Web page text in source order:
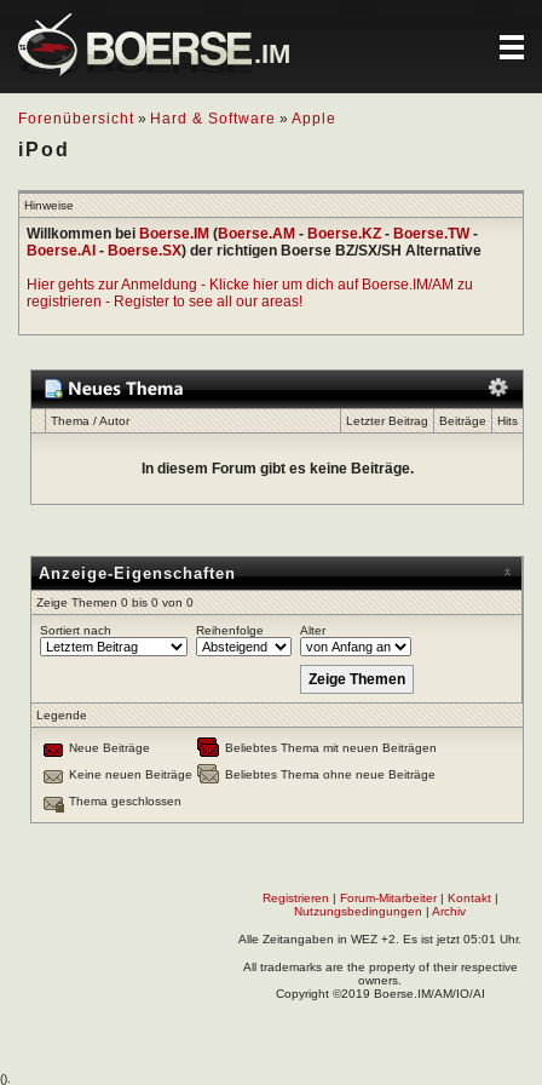
.IM
Forenübersicht » Hard & Software » Apple
iPod
Hinweise
Willkommen bei Boerse.IM (Boerse.AM - Boerse.KZ - Boerse.TW-
Boerse.AI - Boerse.SX) der richtigen Boerse BZ/SX/SH Alternative
Hier gehts zur Anmeldung - Klicke hier um dich auf Boerse.IM/AM zu
registrieren - Register to see all our areas!
Thema/Autor Letzter Beitrag Beiträge Hits
In diesem Forum gibt es keine Beiträge.
Anzeige-Eigenschaften
Zeige Themen 0 bis 0 von 0
Sortiert nach Reihenfolge Alter
Legende
Neue Beiträge
Beliebtes Thema mit neuen Beiträgen
Keine neuen Beiträge
Beliebtes Thema ohne neue Beiträge
Thema geschlossen
Registrieren | Forum-Mitarbeiter| Kontakt|
Nutzungsbedingungen | Archiv
Alle Zeitangaben in WEZ +2. Es ist jetzt 05:01 Uhr.
All trademarks are the property of their respective
owners.
Copyright ©2019 Boerse.IM/AM/IO/AI
().